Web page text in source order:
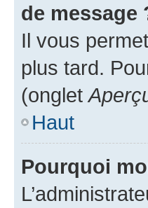
de message
Il vous
plus tard.
(onglet
Haut
Pourquoi